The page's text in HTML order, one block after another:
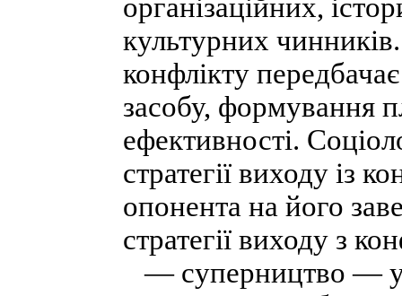
організаційних,
культурних
конфлікту передбачає
засобу, формування
ефективності.
стратегії виходу із
опонента на його
стратегії виходу з
— суперництво — у